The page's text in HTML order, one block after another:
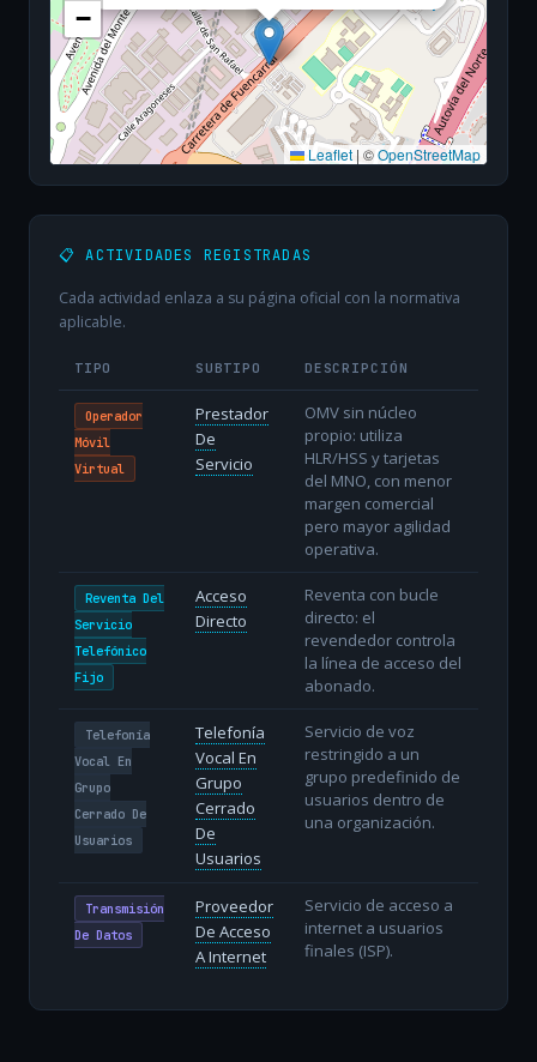
−
Leaflet | ©OpenStreetMap
📋 ACTIVIDADES REGISTRADAS
Cada actividad enlaza a su página oficial con la normativa
aplicable.
TIPO SUBTIPO DESCRIPCIÓN
Operador
Móvil
Virtual
Prestador
De
Servicio
OMV sin núcleo
propio: utiliza
HLR/HSS y tarjetas
del MNO, con menor
margen comercial
pero mayor agilidad
operativa.
Reventa Del
Servicio
Telefónico
Fijo
Acceso
Directo
Reventa con bucle
directo: el
revendedor controla
la línea de acceso del
abonado.
Telefonía
Vocal En
Grupo
Cerrado De
Usuarios
Telefonía
Vocal En
Grupo
Cerrado
De
Usuarios
Servicio de voz
restringido a un
grupo predefinido de
usuarios dentro de
una organización.
Transmisión
De Datos
Proveedor
De Acceso
A Internet
Servicio de acceso a
internet a usuarios
finales (ISP).